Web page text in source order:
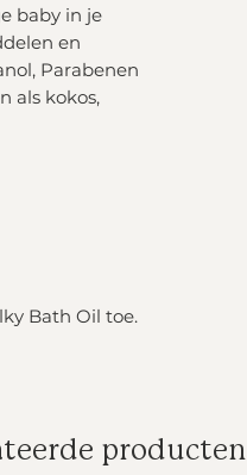
baby in je
en
Parabenen
als kokos,
Bath Oil toe.
producten